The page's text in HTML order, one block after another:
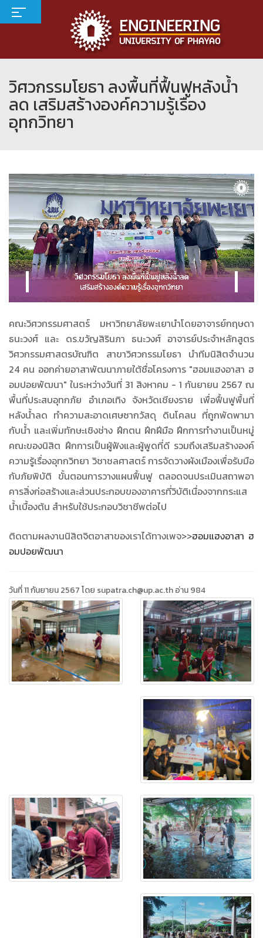
วิศวกรรมโยธา ลงพื้นที่ฟื้นฟูหลังน้ำ
ลด เสริมสร้างองค์ความรู้เรื่อง
อุทกวิทยา
คณะวิศวกรรมศาสตร์ มหาวิทยาลัยพะเยานำโดยอาจารย์กฤษดา
ธนะวงศ์ และ ดร.ขวัญสิรินภา ธนะวงศ์ อาจารย์ประจำหลักสูตร
วิศวกรรมศาสตรบัณฑิต สาขาวิศวกรรมโยธา นำทีมนิสิตจำนวน
24 คน ออกค่ายอาสาพัฒนาภายใต้ชื่อโครงการ "ฮอมแฮงอาสา ฮ
อมปอยพัฒนา" ในระหว่างวันที่ 31 สิงหาคม - 1 กันยายน 2567 ณ
พื้นที่ประสบอุทกภัย อำเภอเทิง จังหวัดเชียงราย เพื่อฟื้นฟูพื้นที่
หลังน้ำลด ทำความสะอาดเศษซากวัสดุ ดินโคลน ที่ถูกพัดพามา
กับน้ำ และเพิ่มทักษะเชิงช่าง ฝึกตน ฝึกฝีมือ ฝึกการทำงานเป็นหมู่
คณะของนิสิต ฝึกการเป็นผู้ฟังและผู้พูดที่ดี รวมถึงเสริมสร้างองค์
ความรู้เรื่องอุทกวิทยา วิชาชลศาสตร์ การจัดวางผังเมืองเพื่อรับมือ
กับภัยพิบัติ ขั้นตอนการวางแผนฟื้นฟู ตลอดจนประเมินสถาพอา
คารสิ่งก่อสร้างและส่วนประกอบของอาคารที่วิบัติเนื่องจากกระแส
น้ำเบื้องต้น สำหรับใช้ประกอบวิชาชีพต่อไป
ติดตามผลงานนิสิตจิตอาสาของเราได้ทางเพจ>>ฮอมแฮงอาสา ฮ
อมปอยพัฒนา
วันที่ 11 กันยายน 2567 โดย supatra.ch@up.ac.th อ่าน 984